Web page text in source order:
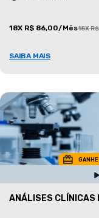
18X R$ 86,00/Mês18X
SAIBA MAIS
ANÁLISES CLÍNICAS